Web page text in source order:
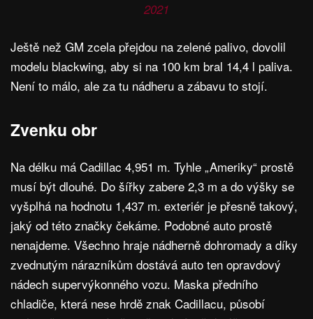
2021
Ještě než GM zcela přejdou na zelené palivo, dovolil
modelu blackwing, aby si na 100 km bral 14,4 l paliva.
Není to málo, ale za tu nádheru a zábavu to stojí.
Zvenku obr
Na délku má Cadillac 4,951 m. Tyhle „Ameriky“ prostě
musí být dlouhé. Do šířky zabere 2,3 m a do výšky se
vyšplhá na hodnotu 1,437 m. exteriér je přesně takový,
jaký od této značky čekáme. Podobné auto prostě
nenajdeme. Všechno hraje nádherně dohromady a díky
zvednutým nárazníkům dostává auto ten opravdový
nádech supervýkonného vozu. Maska předního
chladiče, která nese hrdě znak Cadillacu, působí